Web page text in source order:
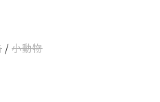
/ 小動物